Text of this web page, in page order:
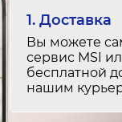
Ремонт
1-2 часа
от 1 200 ₽
1. Доставка
Вы можете
сервис MSI
бесплатной
нашим